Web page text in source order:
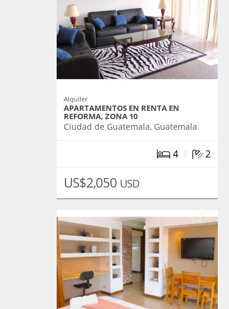
Alquiler
APARTAMENTOS EN RENTA EN
REFORMA, ZONA 10
Ciudad de Guatemala, Guatemala
4| 2
US$2,050 USD